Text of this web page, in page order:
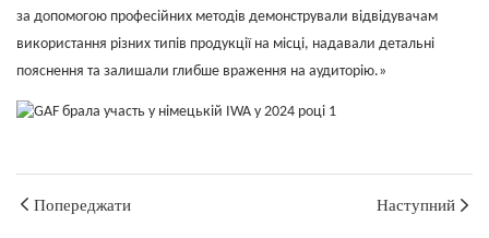
за допомогою професійних методів демонстрували відвідувачам
використання різних типів продукції на місці, надавали детальні
пояснення та залишали глибше враження на аудиторію.»
Попереджати Наступний